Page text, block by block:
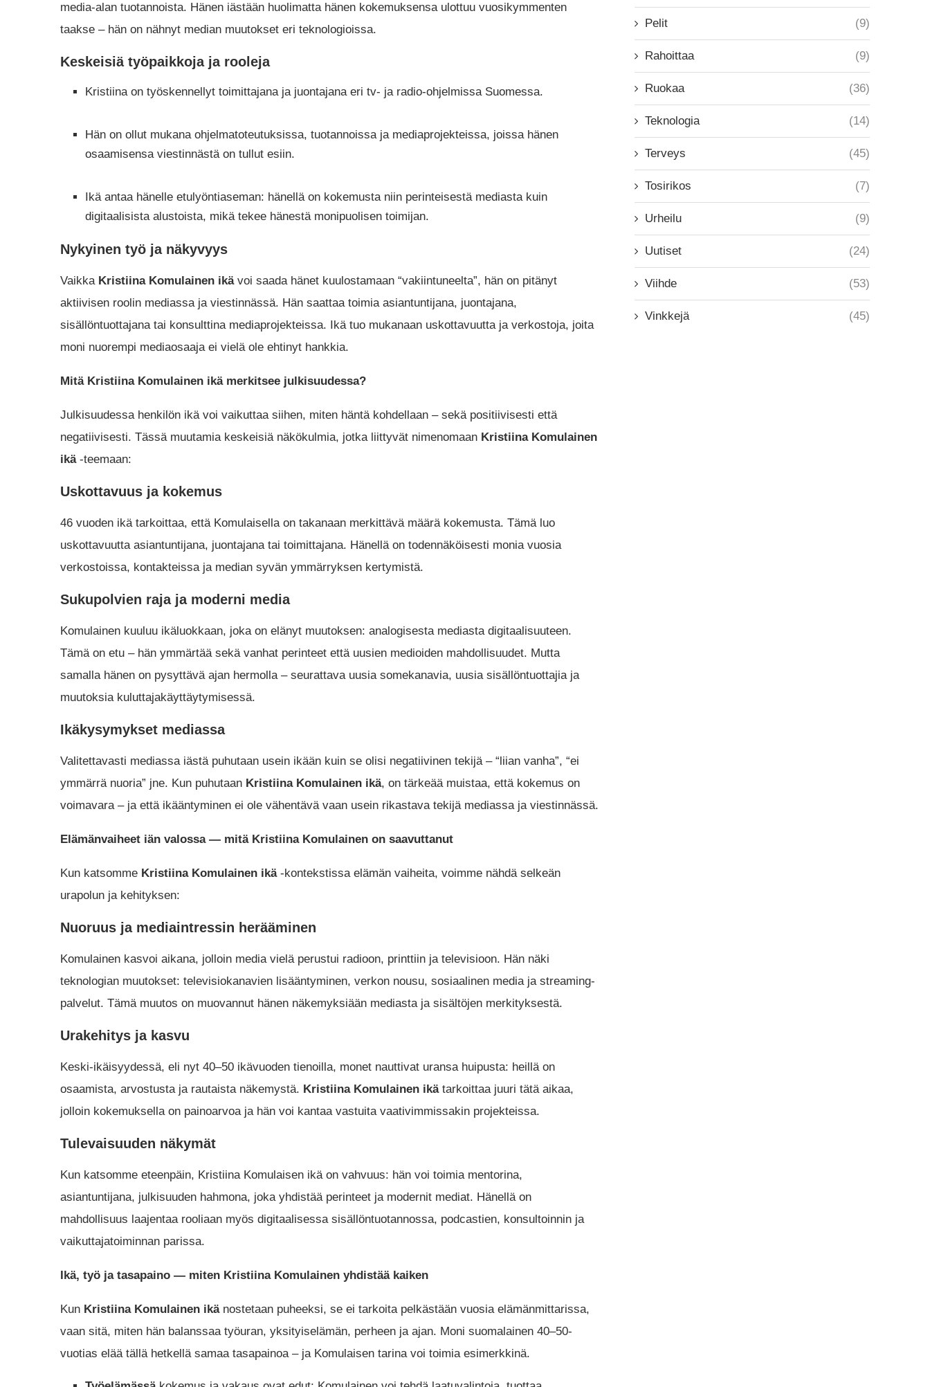
media-alan tuotannoista. Hänen iästään huolimatta hänen kokemuksensa ulottuu vuosikymmenten
taakse – hän on nähnyt median muutokset eri teknologioissa.
Keskeisiä työpaikkoja ja rooleja
Kristiina on työskennellyt toimittajana ja juontajana eri tv- ja radio-ohjelmissa Suomessa.
Hän on ollut mukana ohjelmatoteutuksissa, tuotannoissa ja mediaprojekteissa, joissa hänen
osaamisensa viestinnästä on tullut esiin.
Ikä antaa hänelle etulyöntiaseman: hänellä on kokemusta niin perinteisestä mediasta kuin
digitaalisista alustoista, mikä tekee hänestä monipuolisen toimijan.
Nykyinen työ ja näkyvyys
Vaikka Kristiina Komulainen ikävoi saada hänet kuulostamaan “vakiintuneelta”, hän on pitänyt
aktiivisen roolin mediassa ja viestinnässä. Hän saattaa toimia asiantuntijana, juontajana,
sisällöntuottajana tai konsulttina mediaprojekteissa. Ikä tuo mukanaan uskottavuutta ja verkostoja, joita
moni nuorempi mediaosaaja ei vielä ole ehtinyt hankkia.
Mitä Kristiina Komulainen ikä merkitsee julkisuudessa?
Julkisuudessa henkilön ikä voi vaikuttaa siihen, miten häntä kohdellaan – sekä positiivisesti että
negatiivisesti. Tässä muutamia keskeisiä näkökulmia, jotka liittyvät nimenomaan Kristiina Komulainen
ikä-teemaan:
Uskottavuus ja kokemus
46 vuoden ikä tarkoittaa, että Komulaisella on takanaan merkittävä määrä kokemusta. Tämä luo
uskottavuutta asiantuntijana, juontajana tai toimittajana. Hänellä on todennäköisesti monia vuosia
verkostoissa, kontakteissa ja median syvän ymmärryksen kertymistä.
Sukupolvien raja ja moderni media
Komulainen kuuluu ikäluokkaan, joka on elänyt muutoksen: analogisesta mediasta digitaalisuuteen.
Tämä on etu – hän ymmärtää sekä vanhat perinteet että uusien medioiden mahdollisuudet. Mutta
samalla hänen on pysyttävä ajan hermolla – seurattava uusia somekanavia, uusia sisällöntuottajia ja
muutoksia kuluttajakäyttäytymisessä.
Ikäkysymykset mediassa
Valitettavasti mediassa iästä puhutaan usein ikään kuin se olisi negatiivinen tekijä – “liian vanha”, “ei
ymmärrä nuoria” jne. Kun puhutaan Kristiina Komulainen ikä, on tärkeää muistaa, että kokemus on
voimavara – ja että ikääntyminen ei ole vähentävä vaan usein rikastava tekijä mediassa ja viestinnässä.
Elämänvaiheet iän valossa — mitä Kristiina Komulainen on saavuttanut
Kun katsomme Kristiina Komulainen ikä-kontekstissa elämän vaiheita, voimme nähdä selkeän
urapolun ja kehityksen:
Nuoruus ja mediaintressin herääminen
Komulainen kasvoi aikana, jolloin media vielä perustui radioon, printtiin ja televisioon. Hän näki
teknologian muutokset: televisiokanavien lisääntyminen, verkon nousu, sosiaalinen media ja streaming-
palvelut. Tämä muutos on muovannut hänen näkemyksiään mediasta ja sisältöjen merkityksestä.
Urakehitys ja kasvu
Keski-ikäisyydessä, eli nyt 40–50 ikävuoden tienoilla, monet nauttivat uransa huipusta: heillä on
osaamista, arvostusta ja rautaista näkemystä. Kristiina Komulainen ikätarkoittaa juuri tätä aikaa,
jolloin kokemuksella on painoarvoa ja hän voi kantaa vastuita vaativimmissakin projekteissa.
Tulevaisuuden näkymät
Kun katsomme eteenpäin, Kristiina Komulaisen ikä on vahvuus: hän voi toimia mentorina,
asiantuntijana, julkisuuden hahmona, joka yhdistää perinteet ja modernit mediat. Hänellä on
mahdollisuus laajentaa rooliaan myös digitaalisessa sisällöntuotannossa, podcastien, konsultoinnin ja
vaikuttajatoiminnan parissa.
Ikä, työ ja tasapaino — miten Kristiina Komulainen yhdistää kaiken
Kun Kristiina Komulainen ikänostetaan puheeksi, se ei tarkoita pelkästään vuosia elämänmittarissa,
vaan sitä, miten hän balanssaa työuran, yksityiselämän, perheen ja ajan. Moni suomalainen 40–50-
vuotias elää tällä hetkellä samaa tasapainoa – ja Komulaisen tarina voi toimia esimerkkinä.
Pelit (9)
Rahoittaa (9)
Ruokaa (36)
Teknologia (14)
Terveys (45)
Tosirikos (7)
Urheilu (9)
Uutiset (24)
Viihde (53)
Vinkkejä (45)